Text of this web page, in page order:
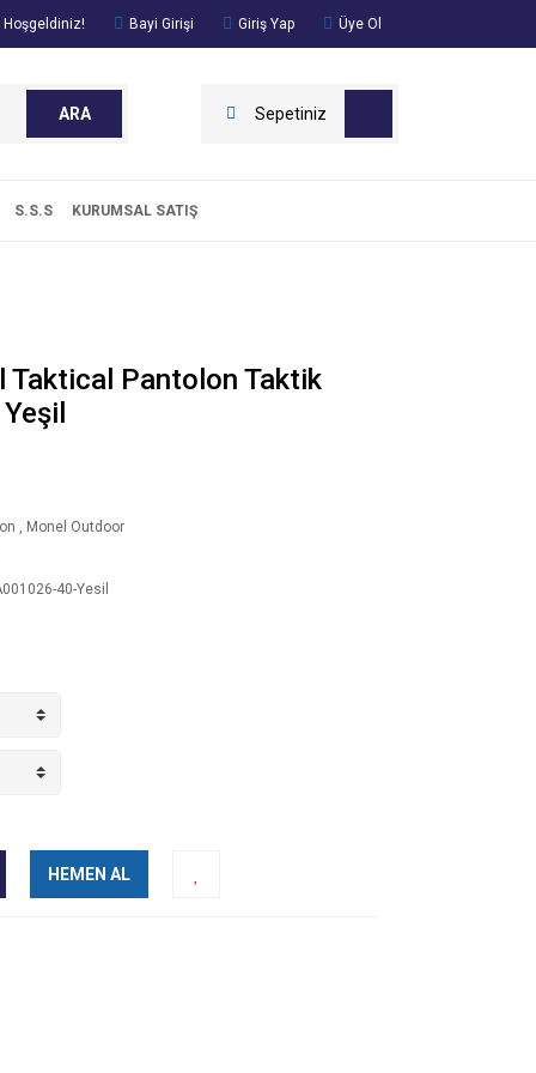
Hoşgeldiniz! Bayi Girişi Giriş Yap Üye Ol
ARA Sepetiniz
S.S.S KURUMSAL SATIŞ
Taktical Pantolon Taktik
, Monel Outdoor
40-Yesil
HEMEN AL